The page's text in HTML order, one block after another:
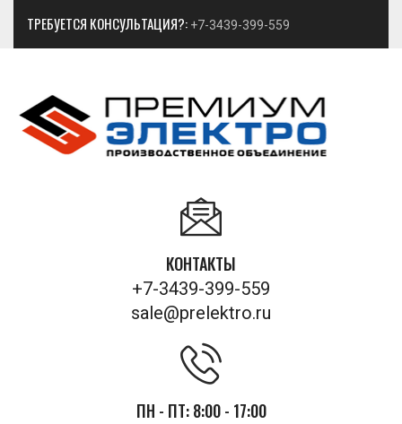
ТРЕБУЕТСЯ КОНСУЛЬТАЦИЯ?: +7-3439-399-559
КОНТАКТЫ
+7-3439-399-559
sale@prelektro.ru
ПН - ПТ: 8:00 - 17:00